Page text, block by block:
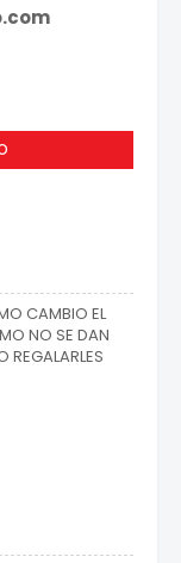
CAMBIO EL
NO SE DAN
REGALARLES